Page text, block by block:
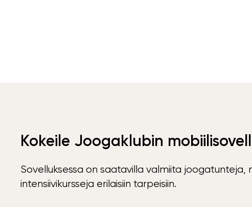
Kokeile Joogaklubin
Sovelluksessa on saatavilla valmiita joogatunteja,
intensiivikursseja erilaisiin tarpeisiin.